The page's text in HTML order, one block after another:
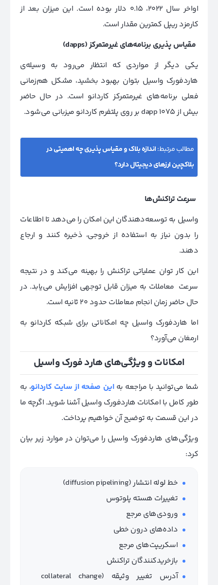
اواخر سال 2022، 0.15 دلار بوده است. این میزان بعد از
کارمزد ریپل کمترین مقدار است.
مقیاس پذیری برنامه‌های غیرمتمرکز(dapps)
یکی دیگر از مواردی که انتظار می‌رود به وسیله‌ی
هاردفورک واسیل بتوان بهبود بخشید، مشکل هم‌زمانی
فعلی برنامه‌های غیرمتمرکز کاردانو است. در حال حاضر
بیش از 1075 dapp بر روی پلتفرم کاردانو میزبانی می‌شود.
مطالب مرتبط:اندازه بلاک و مقیاس پذیری چه اهمیتی در
بلاکچین ارزهای دیجیتال دارد؟
سرعت تراکنش‌ها
واسیل به توسعه‌دهندگان این امکان را می‌دهد تا اطلاعات
را بدون نیاز به استفاده از خروجی، ذخیره کنند و ارجاع
دهند.
این کار توان عملیاتی تراکنش را بهینه می‌کند و در نتیجه
سرعت معاملات به میزان قابل توجهی افزایش می‌یابد. در
حال حاضر زمان انجام معاملات حدود 20 ثانیه است.
اما هاردفورک واسیل چه امکاناتی برای شبکه کاردانو به
ارمغان می‌آورد؟
امکانات و ویژگی‌های هارد فورک واسیل
شما می‌توانید با مراجعه به این صفحه از سایت کاردانو، به
طور کامل با امکانات هاردفورک واسیل آشنا شوید. اگرچه ما
در این قسمت به توضیح آن خواهیم پرداخت.
ویژگی‌های هاردفورک واسیل را می‌توان در موارد زیر بیان
کرد:
خط لوله انتشار (diffusion pipelining)
تغییرات هسته پلوتوس
ورودی‌های مرجع
داده‌های درون خطی
اسکریپت‌های مرجع
بازخریدکنندگان تراکنش
آدرس تغییر وثیقه (collateral change